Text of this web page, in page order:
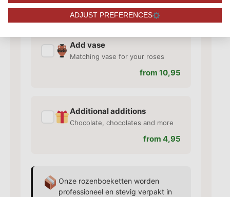
from 1,50
Add vase
Matching vase for your roses
from 10,95
Additional additions
Chocolate, chocolates and more
from 4,95
Onze rozenboeketten worden
professioneel en stevig verpakt in
ADJUST PREFERENCES